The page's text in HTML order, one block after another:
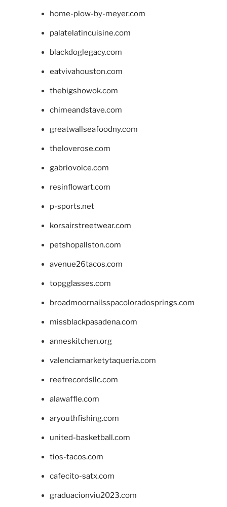
home-plow-by-meyer.com
palatelatincuisine.com
blackdoglegacy.com
eatvivahouston.com
thebigshowok.com
chimeandstave.com
greatwallseafoodny.com
theloverose.com
gabriovoice.com
resinflowart.com
p-sports.net
korsairstreetwear.com
petshopallston.com
avenue26tacos.com
topgglasses.com
broadmoornailsspacoloradosprings.com
missblackpasadena.com
anneskitchen.org
valenciamarketytaqueria.com
reefrecordsllc.com
alawaffle.com
aryouthfishing.com
united-basketball.com
tios-tacos.com
cafecito-satx.com
graduacionviu2023.com